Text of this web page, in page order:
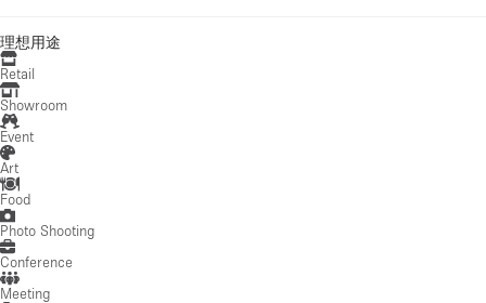
理想用途
Retail
Showroom
Event
Art
Food
Photo Shooting
Conference
Meeting